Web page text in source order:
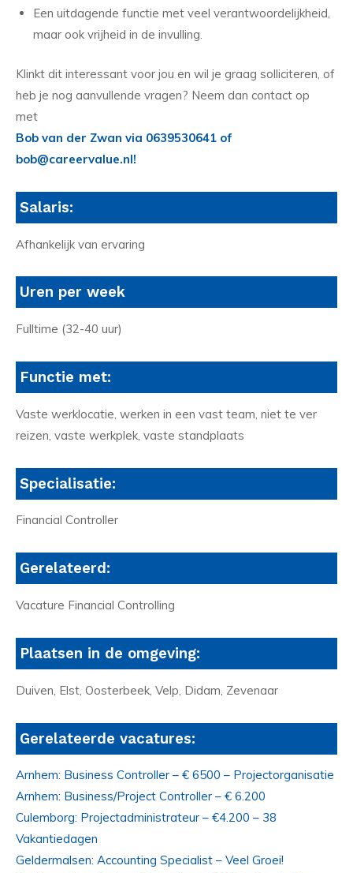
Een uitdagende functie met veel verantwoordelijkheid,
maar ook vrijheid in de invulling.
Klinkt dit interessant voor jou en wil je graag solliciteren, of
heb je nog aanvullende vragen? Neem dan contact op
met
Bob van der Zwan via 0639530641 of
bob@careervalue.nl!
Salaris:
Afhankelijk van ervaring
Uren per week
Fulltime (32-40 uur)
Functie met:
Vaste werklocatie, werken in een vast team, niet te ver
reizen, vaste werkplek, vaste standplaats
Specialisatie:
Financial Controller
Gerelateerd:
Vacature Financial Controlling
Plaatsen in de omgeving:
Duiven, Elst, Oosterbeek, Velp, Didam, Zevenaar
Gerelateerde vacatures:
Arnhem: Business Controller – € 6500 – Projectorganisatie
Arnhem: Business/Project Controller – € 6.200
Culemborg: Projectadministrateur – €4.200 – 38
Vakantiedagen
Geldermalsen: Accounting Specialist – Veel Groei!